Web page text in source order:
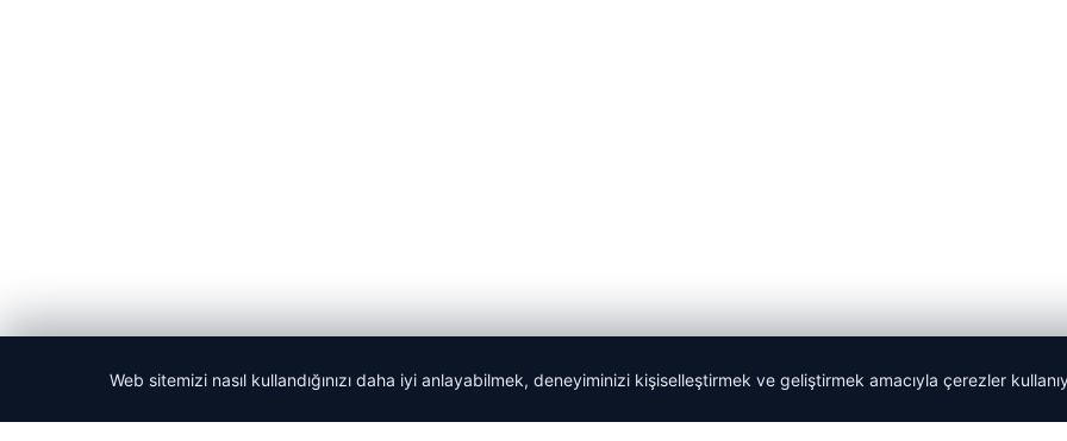
© 2026 Gezi Tatil – Güncel Seyahat Haberleri
Web sitemizi nasıl kullandığınızı daha iyi anlayabilmek, deneyiminizi kişiselleştirmek ve geliştirmek amacıyla çerezler